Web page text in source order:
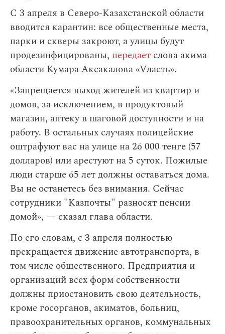
С 3 апреля в Северо-Казахстанской области
вводится карантин: все общественные места,
парки и скверы закроют, а улицы будут
продезинфицированы, передает слова акима
области Кумара Аксакалова «Vласть».
«Запрещается выход жителей из квартир и
домов, за исключением, в продуктовый
магазин, аптеку в шаговой доступности и на
работу. В остальных случаях полицейские
оштрафуют вас на улице на 26 000 тенге (57
долларов) или арестуют на 5 суток. Пожилые
люди старше 65 лет должны оставаться дома.
Вы не останетесь без внимания. Сейчас
сотрудники "Казпочты" разносят пенсии
домой», — сказал глава области.
По его словам, с 3 апреля полностью
прекращается движение автотранспорта, в
том числе общественного. Предприятия и
организаций всех форм собственности
должны приостановить свою деятельность,
кроме госорганов, акиматов, больниц,
правоохранительных органов, коммунальных